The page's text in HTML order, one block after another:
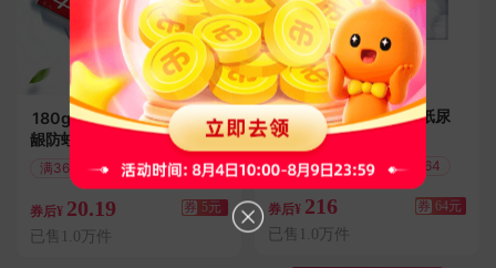
180g*2中华花清护牙膏护
龈防蛀含氟
满36减5
偏远地区包邮
券后¥ 20.19 券 5元
已售1.0万件
【拍2】安儿乐小轻芯纸尿
裤超薄透气尿不湿
9天最低价 满320减64
券后¥ 216 券 64元
已售1.0万件